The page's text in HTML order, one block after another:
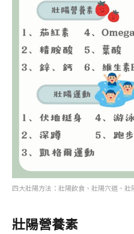
四大壯陽方法：壯陽飲食、壯陽穴道、壯
壯陽營養素